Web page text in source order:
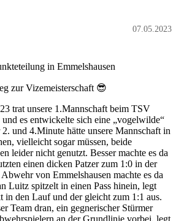
07.05.2023
in Emmelshausen
zur Vizemeisterschaft 😎
trat unsere 1.Mannschaft beim TSV
es entwickelte sich eine „vogelwilde“
und 4.Minute hätte unsere Mannschaft in
vielleicht sogar müssen, beide
leider nicht genutzt. Besser machte es da
einen dicken Patzer zum 1:0 in der
von Emmelshausen machte es da
Luitz spitzelt in einen Pass hinein, legt
in den Lauf und der gleicht zum 1:1 aus.
Team dran, ein gegnerischer Stürmer
an der Grundlinie vorbei, legt